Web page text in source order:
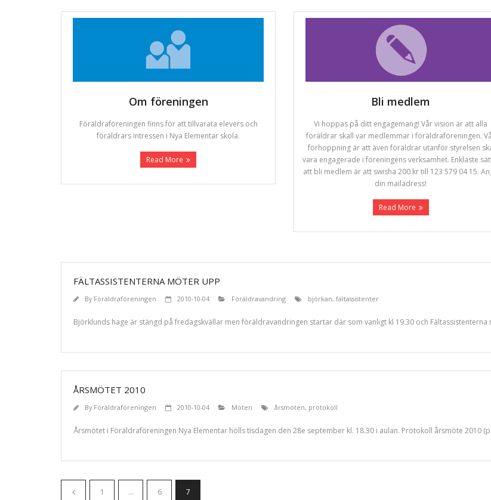
Om föreningen
Föräldraföreningen finns för att tillvarata elevers och
föräldrars intressen i Nya Elementar skola.
Read More
Bli medlem
Vi hoppas på ditt engagemang! Vår vision är att alla
föräldrar skall var medlemmar i föräldraföreningen.
förhoppning är att även föräldrar utanför styrelsen
vara engagerade i föreningens verksamhet. Enklaste
att bli medlem är att swisha 200 kr till 123 579 04 15.
din mailadress!
Read More
FÄLTASSISTENTERNA MÖTER UPP
By Föräldraföreningen 2010-10-04 Föräldravandring björkan, fältassistenter
Björklunds hage är stängd på fredagskvällar men föräldravandringen startar där som vanligt kl 19.30 och
ÅRSMÖTET 2010
By Föräldraföreningen 2010-10-04 Möten årsmöten, protokoll
Årsmötet i Föräldraföreningen Nya Elementar hölls tisdagen den 28e september kl. 18.30 i aulan. Protokoll årsmöte 2010
1 … 6 7